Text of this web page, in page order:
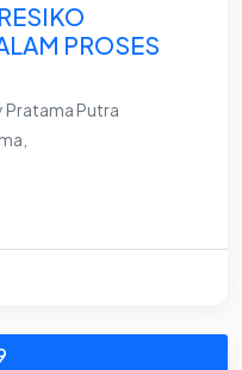
PROSES
Pratama Putra